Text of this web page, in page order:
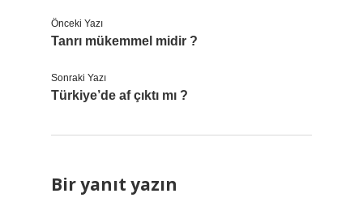
Önceki Yazı
Tanrı mükemmel midir ?
Sonraki Yazı
Türkiye’de af çıktı mı ?
Bir yanıt yazın